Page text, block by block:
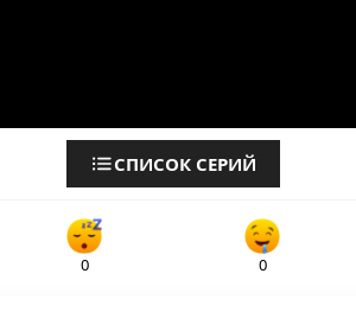
СПИСОК СЕРИЙ
0 0